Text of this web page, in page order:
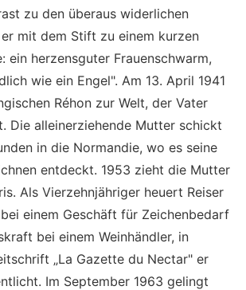
zu den überaus widerlichen
mit dem Stift zu einem kurzen
ein herzensguter Frauenschwarm,
wie ein Engel". Am 13. April 1941
Réhon zur Welt, der Vater
Die alleinerziehende Mutter schickt
in die Normandie, wo es seine
entdeckt. 1953 zieht die Mutter
Als Vierzehnjähriger heuert Reiser
einem Geschäft für Zeichenbedarf
bei einem Weinhändler, in
„La Gazette du Nectar" er
Im September 1963 gelingt